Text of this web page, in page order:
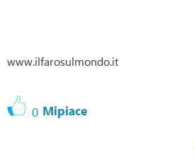
www.ilfarosulmondo.it
0 Mipiace